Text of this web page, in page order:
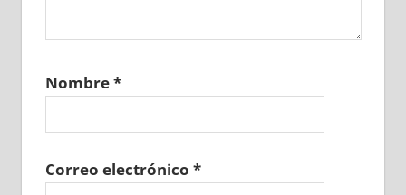
Nombre*
Correo electrónico *